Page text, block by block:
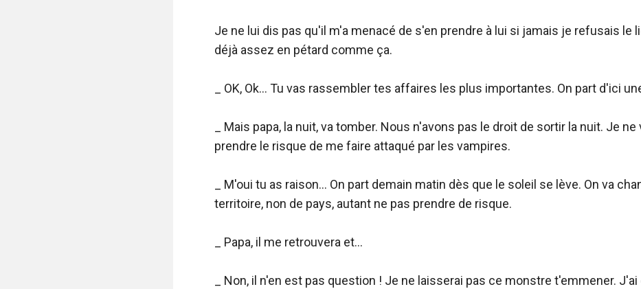
Je ne lui dis pas qu'il m'a menacé de s'en prendre à lui si jamais je refusais le
déjà assez en pétard comme ça.
_ OK, Ok... Tu vas rassembler tes affaires les plus importantes. On part d'ici
_ Mais papa, la nuit, va tomber. Nous n'avons pas le droit de sortir la nuit. Je ne
prendre le risque de me faire attaqué par les vampires.
_ M'oui tu as raison... On part demain matin dès que le soleil se lève. On va
territoire, non de pays, autant ne pas prendre de risque.
_ Papa, il me retrouvera et...
_ Non, il n'en est pas question ! Je ne laisserai pas ce monstre t'emmener.